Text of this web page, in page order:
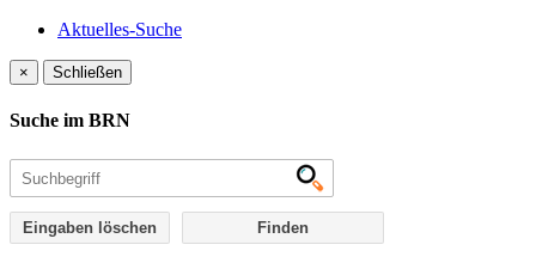
Aktuelles-Suche
× Schließen
Suche im BRN
Eingaben löschen